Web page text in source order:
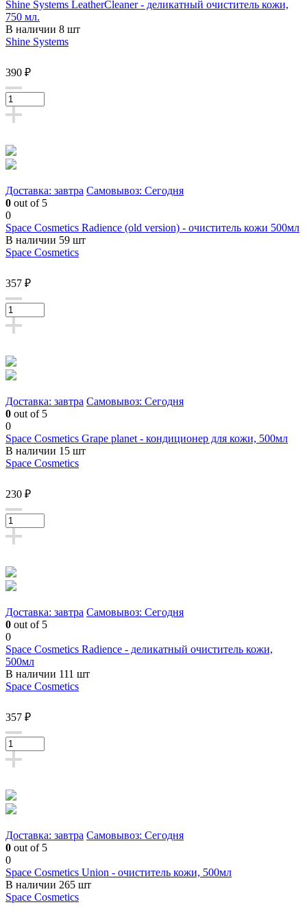
Shine Systems LeatherCleaner - деликатный очиститель кожи,
750 мл.
В наличии 8 шт
Shine Systems
390 ₽
Доставка: завтра Самовывоз: Сегодня
0 out of 5
0
Space Cosmetics Radience (old version) - очиститель кожи 500мл
В наличии 59 шт
Space Cosmetics
357 ₽
Доставка: завтра Самовывоз: Сегодня
0 out of 5
0
Space Cosmetics Grape planet - кондиционер для кожи, 500мл
В наличии 15 шт
Space Cosmetics
230 ₽
Доставка: завтра Самовывоз: Сегодня
0 out of 5
0
Space Cosmetics Radience - деликатный очиститель кожи,
500мл
В наличии 111 шт
Space Cosmetics
357 ₽
Доставка: завтра Самовывоз: Сегодня
0 out of 5
0
Space Cosmetics Union - очиститель кожи, 500мл
В наличии 265 шт
Space Cosmetics